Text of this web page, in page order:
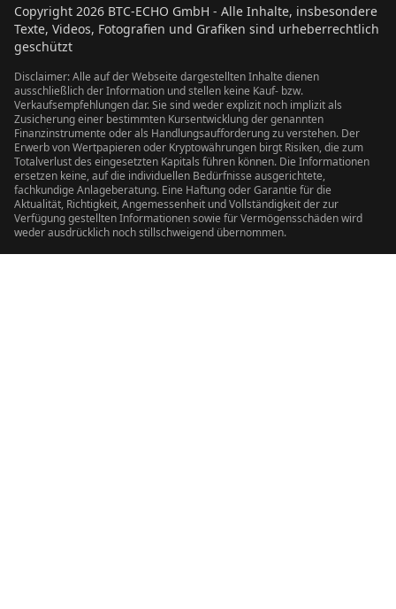
Copyright 2026 BTC-ECHO GmbH - Alle Inhalte, insbesondere
Texte, Videos, Fotografien und Grafiken sind urheberrechtlich
geschützt
Disclaimer: Alle auf der Webseite dargestellten Inhalte dienen
ausschließlich der Information und stellen keine Kauf- bzw.
Verkaufsempfehlungen dar. Sie sind weder explizit noch implizit als
Zusicherung einer bestimmten Kursentwicklung der genannten
Finanzinstrumente oder als Handlungsaufforderung zu verstehen. Der
Erwerb von Wertpapieren oder Kryptowährungen birgt Risiken, die zum
Totalverlust des eingesetzten Kapitals führen können. Die Informationen
ersetzen keine, auf die individuellen Bedürfnisse ausgerichtete,
fachkundige Anlageberatung. Eine Haftung oder Garantie für die
Aktualität, Richtigkeit, Angemessenheit und Vollständigkeit der zur
Verfügung gestellten Informationen sowie für Vermögensschäden wird
weder ausdrücklich noch stillschweigend übernommen.